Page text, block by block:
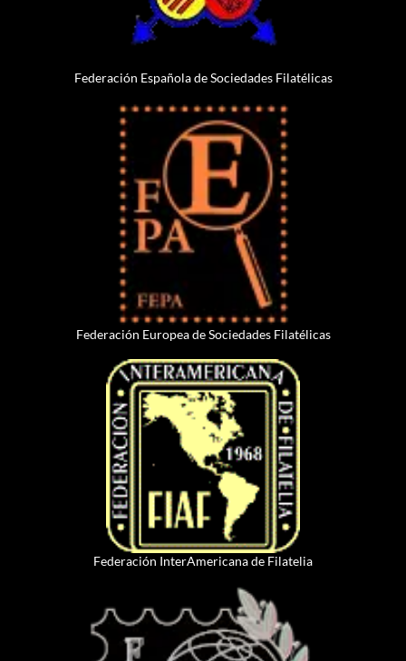
Federación Española de Sociedades Filatélicas
Federación Europea de Sociedades Filatélicas
Federación InterAmericana de Filatelia